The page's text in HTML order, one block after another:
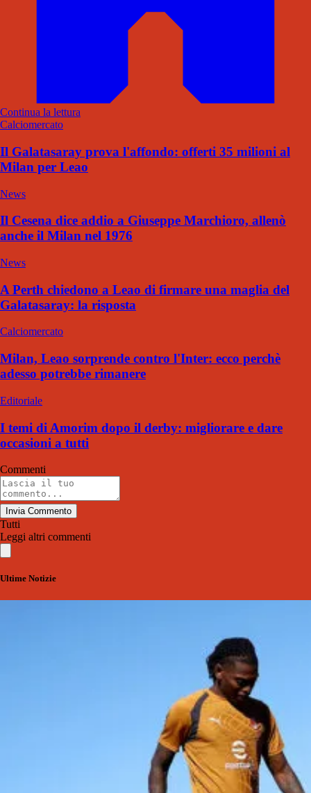
Continua la lettura
Calciomercato
Il Galatasaray prova l'affondo: offerti 35 milioni al
Milan per Leao
News
Il Cesena dice addio a Giuseppe Marchioro, allenò
anche il Milan nel 1976
News
A Perth chiedono a Leao di firmare una maglia del
Galatasaray: la risposta
Calciomercato
Milan, Leao sorprende contro l'Inter: ecco perchè
adesso potrebbe rimanere
Editoriale
I temi di Amorim dopo il derby: migliorare e dare
occasioni a tutti
Commenti
Invia Commento
Tutti
Leggi altri commenti
Ultime Notizie